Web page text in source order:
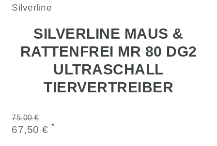
Silverline
SILVERLINE MAUS &
RATTENFREI MR 80 DG2
ULTRASCHALL
TIERVERTREIBER
75,00 €
67,50 € *